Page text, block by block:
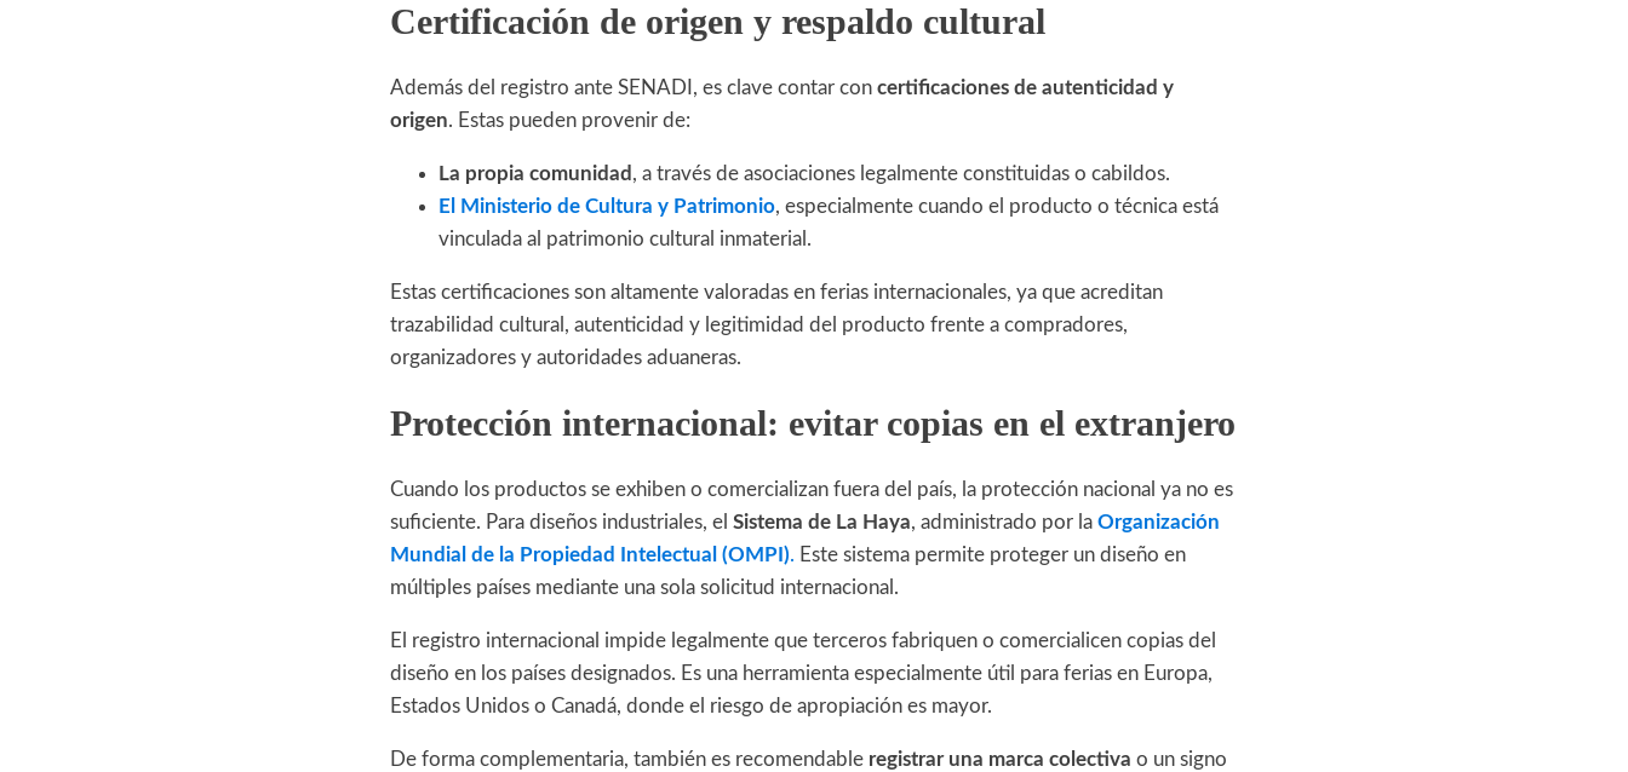
Certificación de origen y respaldo cultural
Además del registro ante SENADI, es clave contar con certificaciones de autenticidad y
origen. Estas pueden provenir de:
La propia comunidad , a través de asociaciones legalmente constituidas o cabildos.
El Ministerio de Cultura y Patrimonio, especialmente cuando el producto o técnica está
vinculada al patrimonio cultural inmaterial.
Estas certificaciones son altamente valoradas en ferias internacionales, ya que acreditan
trazabilidad cultural, autenticidad y legitimidad del producto frente a compradores,
organizadores y autoridades aduaneras.
Protección internacional: evitar copias en el extranjero
Cuando los productos se exhiben o comercializan fuera del país, la protección nacional ya no es
suficiente. Para diseños industriales, el Sistema de La Haya, administrado por la Organización
Mundial de la Propiedad Intelectual (OMPI). Este sistema permite proteger un diseño en
múltiples países mediante una sola solicitud internacional.
El registro internacional impide legalmente que terceros fabriquen o comercialicen copias del
diseño en los países designados. Es una herramienta especialmente útil para ferias en Europa,
Estados Unidos o Canadá, donde el riesgo de apropiación es mayor.
De forma complementaria, también es recomendable registrar una marca colectiva o un signo